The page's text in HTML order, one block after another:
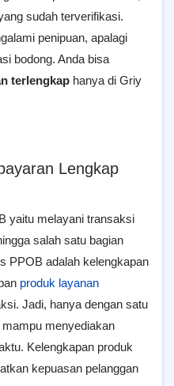
sudah terverifikasi.
penipuan, apalagi
bodong. Anda bisa
terlengkap hanya di Griy
Lengkap
yaitu melayani transaksi
salah satu bagian
PPOB adalah kelengkapan
produk layanan
Jadi, hanya dengan satu
menyediakan
Kelengkapan produk
kepuasan pelanggan